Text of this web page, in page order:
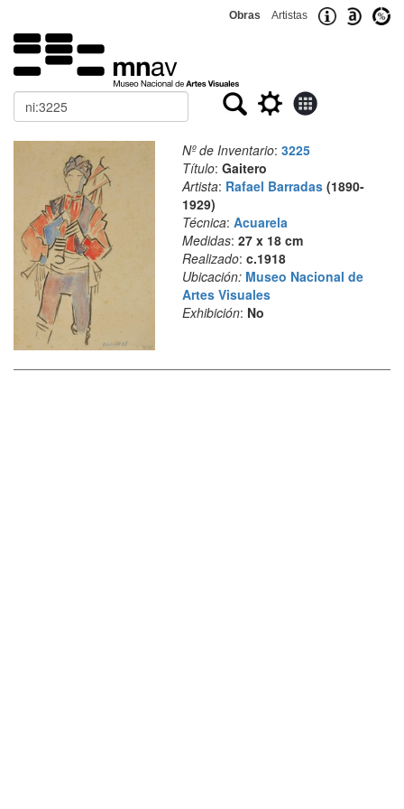
Obras Artistas
Buscar
Nº de Inventario: 3225
Título: Gaitero
Artista: Rafael Barradas(1890-
1929)
Técnica: Acuarela
Medidas: 27 x 18 cm
Realizado: c.1918
Ubicación: Museo Nacional de
Artes Visuales
Exhibición: No